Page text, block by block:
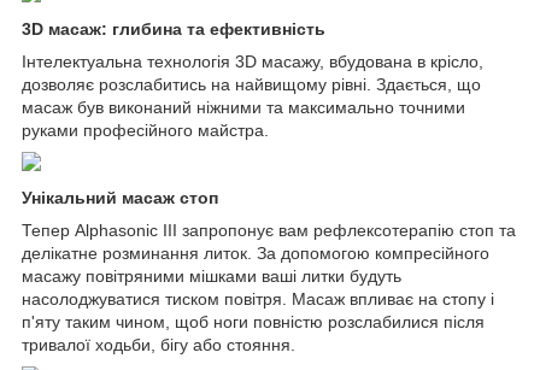
3D масаж: глибина та ефективність
Інтелектуальна технологія 3D масажу, вбудована в крісло,
дозволяє розслабитись на найвищому рівні. Здається, що
масаж був виконаний ніжними та максимально точними
руками професійного майстра.
Унікальний масаж стоп
Тепер Alphasonic III запропонує вам рефлексотерапію стоп та
делікатне розминання литок. За допомогою компресійного
масажу повітряними мішками ваші литки будуть
насолоджуватися тиском повітря. Масаж впливає на стопу і
п'яту таким чином, щоб ноги повністю розслабилися після
тривалої ходьби, бігу або стояння.